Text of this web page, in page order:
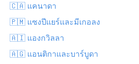
🇨🇦 แคนาดา
🇵🇲 แซงปีแยร์และมีเกอลง
🇦🇮 แองกวิลลา
🇦🇬 แอนติกาและบาร์บูดา